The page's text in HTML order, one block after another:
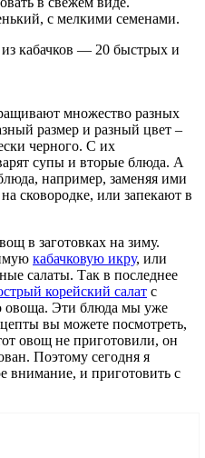
с мелкими семенами.
кабачков — 20 быстрых и
множество разных
размер и разный цвет –
черного. С их
супы и вторые блюда. А
например, заменяя ими
сковородке, или запекают в
в заготовках на зиму.
кабачковую икру, или
салаты. Так в последнее
корейский салат с
овоща. Эти блюда мы уже
вы можете посмотреть,
овощ не приготовили, он
Поэтому сегодня я
внимание, и приготовить с